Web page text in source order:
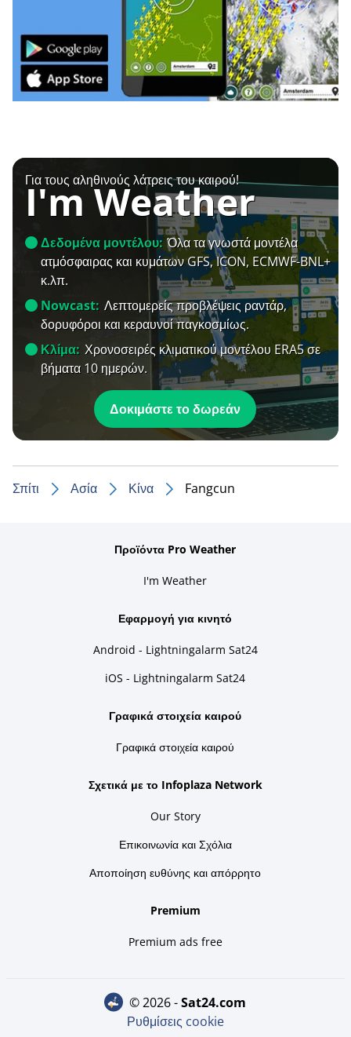
Για τους αληθινούς λάτρεις του καιρού!
I'm Weather
Δεδομένα μοντέλου: Όλα τα γνωστά μοντέλα
ατμόσφαιρας και κυμάτων GFS, ICON, ECMWF-BNL+
κ.λπ.
Nowcast: Λεπτομερείς προβλέψεις ραντάρ,
δορυφόροι και κεραυνοί παγκοσμίως.
Κλίμα: Χρονοσειρές κλιματικού μοντέλου ERA5 σε
βήματα 10 ημερών.
Δοκιμάστε το δωρεάν
Σπίτι Ασία Κίνα Fangcun
Προϊόντα Pro Weather
I'm Weather
Εφαρμογή για κινητό
Android - Lightningalarm Sat24
iOS - Lightningalarm Sat24
Γραφικά στοιχεία καιρού
Γραφικά στοιχεία καιρού
Σχετικά με το Infoplaza Network
Our Story
Επικοινωνία και Σχόλια
Αποποίηση ευθύνης και απόρρητο
Premium
Premium ads free
© 2026 - sat24.com
Ρυθμίσεις cookie